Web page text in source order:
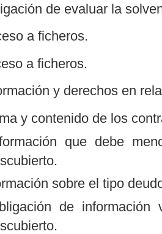
de evaluar la
a ficheros.
a ficheros.
y derechos en
y contenido de los
que debe
sobre el tipo
de